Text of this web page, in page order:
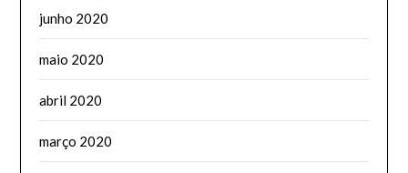
junho 2020
maio 2020
abril 2020
março 2020